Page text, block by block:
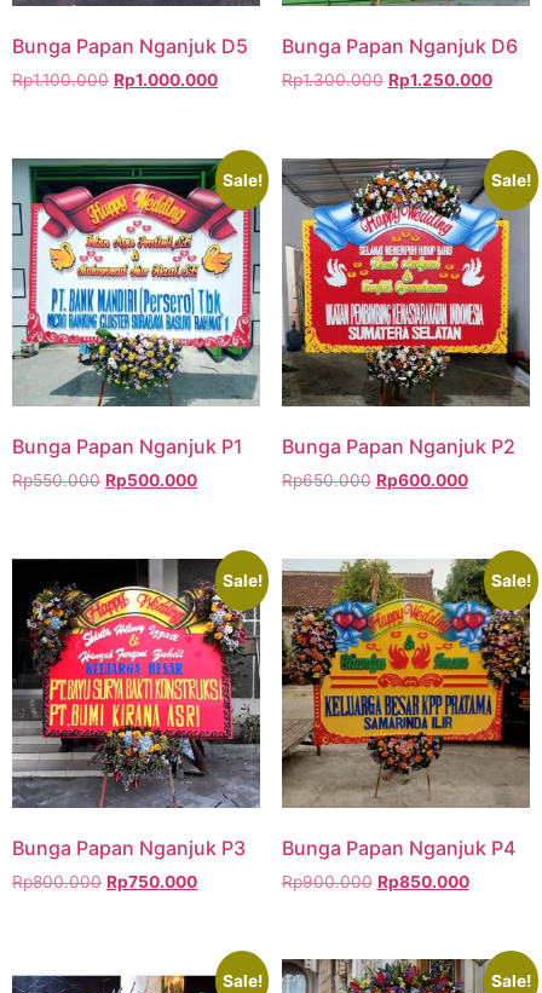
Bunga Papan Nganjuk D5
Rp1.100.000 Rp1.000.000
Bunga Papan Nganjuk D6
Rp1.300.000 Rp1.250.000
Sale!
Bunga Papan Nganjuk P1
Rp550.000 Rp500.000
Sale!
Bunga Papan Nganjuk P2
Rp650.000 Rp600.000
Sale!
Bunga Papan Nganjuk P3
Rp800.000 Rp750.000
Sale!
Bunga Papan Nganjuk P4
Rp900.000 Rp850.000
Sale! Sale!